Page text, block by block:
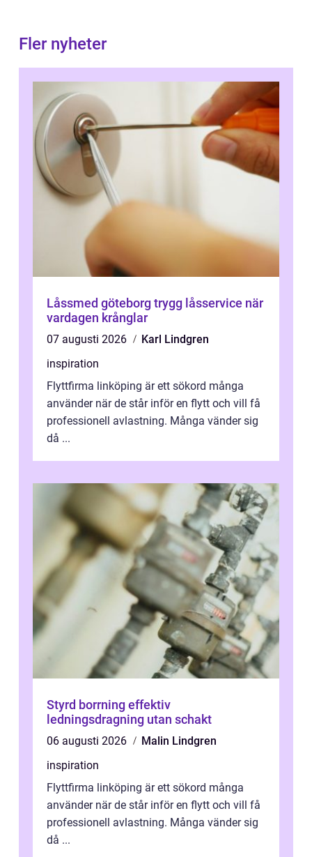
Fler nyheter
Låssmed göteborg trygg låsservice när
vardagen krånglar
07 augusti 2026
Karl Lindgren
inspiration
Flyttfirma linköping är ett sökord många
använder när de står inför en flytt och vill få
professionell avlastning. Många vänder sig
då ...
Styrd borrning effektiv
ledningsdragning utan schakt
06 augusti 2026
Malin Lindgren
inspiration
Flyttfirma linköping är ett sökord många
använder när de står inför en flytt och vill få
professionell avlastning. Många vänder sig
då ...